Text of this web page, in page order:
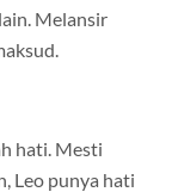
Melansir
hati. Mesti
Leo punya hati